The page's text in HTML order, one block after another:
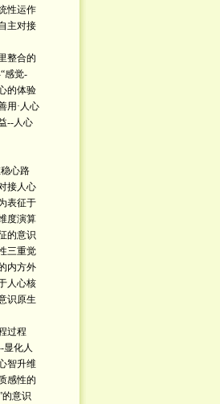
性运作
主对接
整合的
感觉-
的体验
用·人心
--人心
心路
接人心
表征于
度演算
的意识
三重觉
内方外
人心核
识原生
过程
显化人
智升维
感性的
的意识